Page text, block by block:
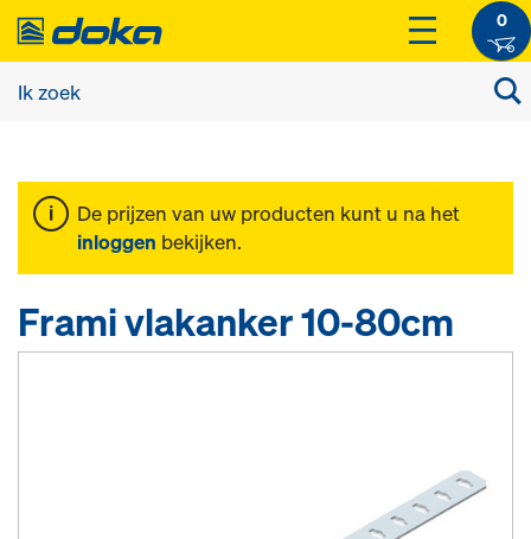
0
De prijzen van uw producten kunt u na het
inloggen bekijken.
Frami vlakanker 10-80cm